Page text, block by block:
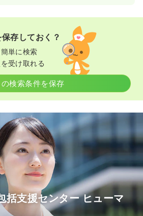
詳細を見る
一時募集休止
円
ブランク可
詳細を見る
存しておく？
単に検索
受け取れる
の検索条件を保存
括支援センター ヒューマ